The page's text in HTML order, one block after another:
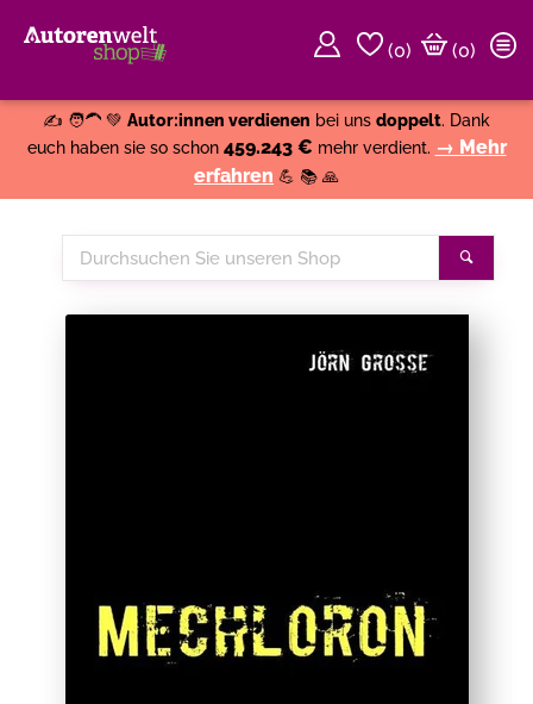
(0)
(0)
✍️ 🧑‍🦱 💚 Autor:innen verdienen bei uns doppelt. Dank
euch haben sie so schon 459.243 € mehr verdient. → Mehr
erfahren 💪 📚 🙏
Durchsuchen
Sie